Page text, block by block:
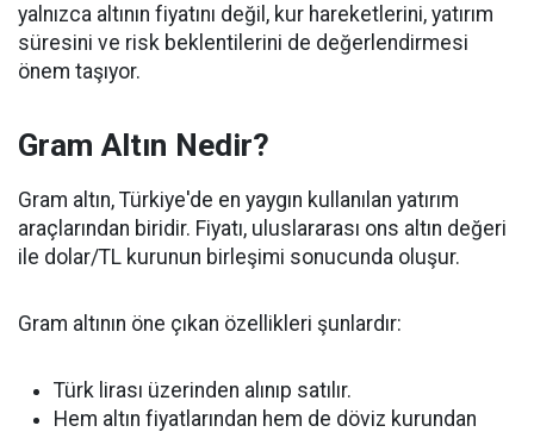
yalnızca altının fiyatını değil, kur hareketlerini, yatırım
süresini ve risk beklentilerini de değerlendirmesi
önem taşıyor.
Gram Altın Nedir?
Gram altın, Türkiye'de en yaygın kullanılan yatırım
araçlarından biridir. Fiyatı, uluslararası ons altın değeri
ile dolar/TL kurunun birleşimi sonucunda oluşur.
Gram altının öne çıkan özellikleri şunlardır:
Türk lirası üzerinden alınıp satılır.
Hem altın fiyatlarından hem de döviz kurundan